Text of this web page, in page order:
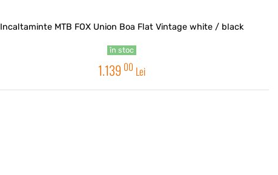
Incaltaminte MTB FOX Union Boa Flat Vintage white / black
în stoc
1.139 00 Lei